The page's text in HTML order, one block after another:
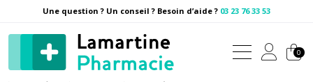
Une question ? Un conseil ? Besoin d’aide ? 03 23 76 33 53
Pharmacie Lamartine
0